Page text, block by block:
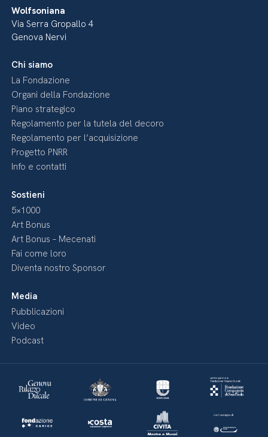
Wolfsoniana
Via Serra Gropallo 4
Genova Nervi
Chi siamo
La Fondazione
Organi della Fondazione
Piano strategico
Regolamento per la tutela del decoro
Regolamento per l’acquisizione
Progetto PNRR
Info e contatti
Sostieni
5×1000
Art Bonus
Art Bonus – Mecenati
Fai come loro
Diventa nostro Sponsor
Media
Pubblicazioni
Video
Podcast